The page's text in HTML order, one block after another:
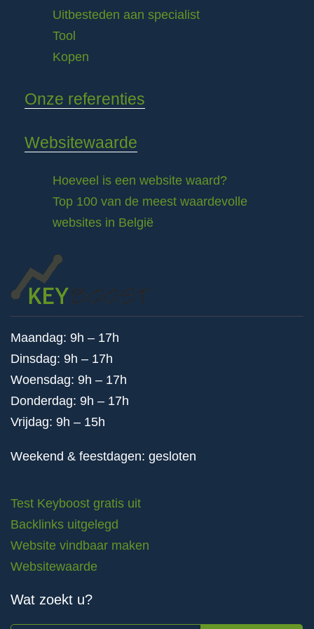
Uitbesteden aan specialist
Tool
Kopen
Onze referenties
Websitewaarde
Hoeveel is een website waard?
Top 100 van de meest waardevolle
websites in België
Maandag: 9h – 17h
Dinsdag: 9h – 17h
Woensdag: 9h – 17h
Donderdag: 9h – 17h
Vrijdag: 9h – 15h
Weekend & feestdagen: gesloten
Test Keyboost gratis uit
Backlinks uitgelegd
Website vindbaar maken
Websitewaarde
Wat zoekt u?